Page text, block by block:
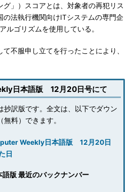
」）スコアとは、対象者の再犯リス
の法執行機関向けITシステムの専門企
ルゴリズムを使用している。
不服申し立てを行ったことにより、
日本語版 12月20日号にて
抄訳版です。全文は、以下でダウン
無料）できます。
Weekly日本語版 12月20日
日
版 最近のバックナンバー